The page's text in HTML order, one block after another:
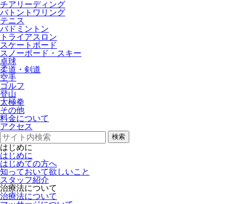
チアリーディング
バトントワリング
テニス
バドミントン
トライアスロン
スケートボード
スノーボード・スキー
卓球
柔道・剣道
空手
ゴルフ
登山
太極拳
その他
料金について
アクセス
検索
はじめに
はじめに
はじめての方へ
知っておいて欲しいこと
スタッフ紹介
治療法について
治療法について